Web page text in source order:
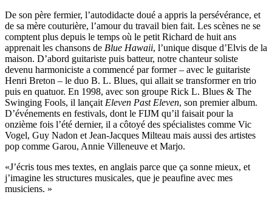
De son père fermier, l’autodidacte doué a appris la persévérance, et
de sa mère couturière, l’amour du travail bien fait. Les scènes ne se
comptent plus depuis le temps où le petit Richard de huit ans
apprenait les chansons de Blue Hawaii, l’unique disque d’Elvis de la
maison. D’abord guitariste puis batteur, notre chanteur soliste
devenu harmoniciste a commencé par former – avec le guitariste
Henri Breton – le duo B. L. Blues, qui allait se transformer en trio
puis en quatuor. En 1998, avec son groupe Rick L. Blues & The
Swinging Fools, il lançait Eleven Past Eleven, son premier album.
D’événements en festivals, dont le FIJM qu’il faisait pour la
onzième fois l’été dernier, il a côtoyé des spécialistes comme Vic
Vogel, Guy Nadon et Jean-Jacques Milteau mais aussi des artistes
pop comme Garou, Annie Villeneuve et Marjo.
«J’écris tous mes textes, en anglais parce que ça sonne mieux, et
j’imagine les structures musicales, que je peaufine avec mes
musiciens. »